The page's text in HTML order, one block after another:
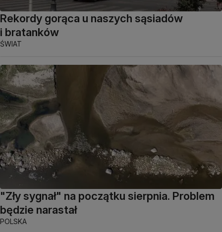
Rekordy gorąca u naszych sąsiadów
i bratanków
ŚWIAT
"Zły sygnał" na początku sierpnia. Problem
będzie narastał
POLSKA